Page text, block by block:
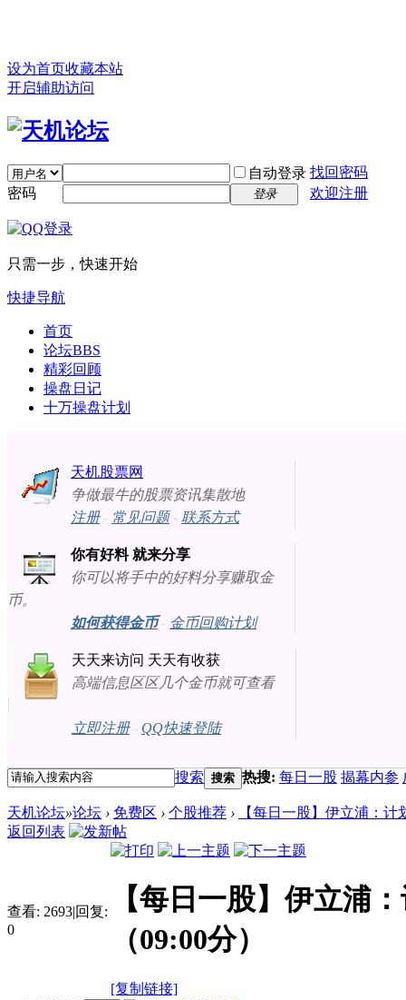
设为首页收藏本站
开启辅助访问
自动登录 找回密码
密码
登录 欢迎注册
只需一步，快速开始
快捷导航
首页
论坛BBS
精彩回顾
操盘日记
十万操盘计划
天机股票网
争做最牛的股票资讯集散地
注册- 常见问题- 联系方式
你有好料 就来分享
你可以将手中的好料分享赚取金
币。
如何获得金币- 金币回购计划
天天来访问 天天有收获
高端信息区区几个金币就可查看
立即注册- QQ快速登陆
搜索 搜索 热搜: 每日一股 揭幕内参
天机论坛»论坛 › 免费区 › 个股推荐 ›
【每日一股】伊立浦：计
返回列表
查看: 2693|回复:
0
【每日一股】伊立浦
（09:00分）
[复制链接]